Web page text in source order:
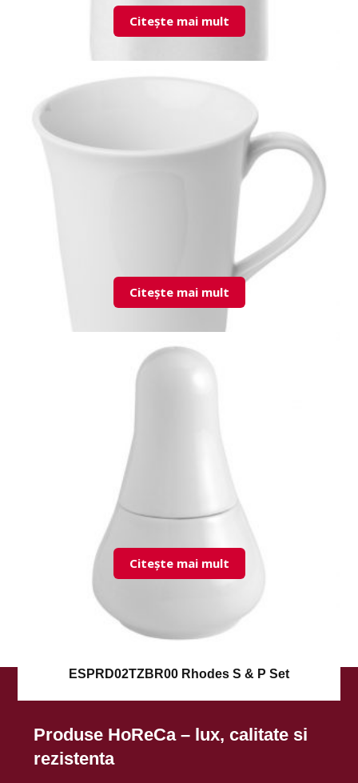
7MRS01BR00 Mars recipient piper
Citește mai mult
Citește mai mult
ESPRD02TZBR00 Rhodes S & P Set
Citește mai mult
Produse HoReCa – lux, calitate si
rezistenta